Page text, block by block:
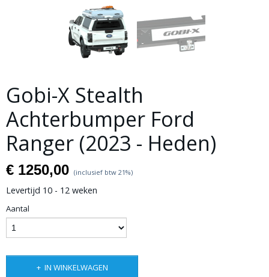
Gobi-X Stealth
Achterbumper Ford
Ranger (2023 - Heden)
€ 1250,00 (inclusief btw 21%)
Levertijd 10 - 12 weken
Aantal
IN WINKELWAGEN